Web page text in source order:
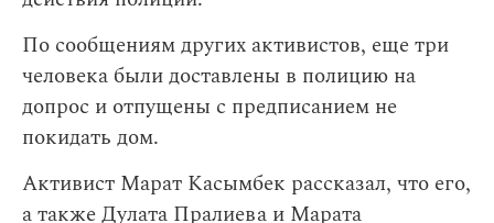
По сообщениям других активистов, еще три
человека были доставлены в полицию на
допрос и отпущены с предписанием не
покидать дом.
Активист Марат Касымбек рассказал, что его,
а также Дулата Пралиева и Марата